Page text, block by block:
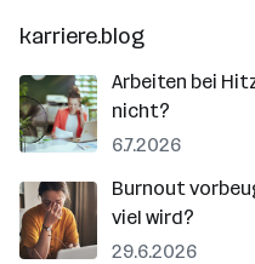
karriere.blog
Arbeiten bei
nicht?
6.7.2026
Burnout
viel wird?
29.6.2026